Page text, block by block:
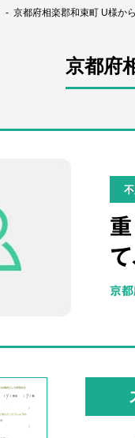
京都府相楽郡和束町 U様か
京都府
京